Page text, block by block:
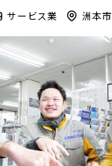
サービス業 洲本市